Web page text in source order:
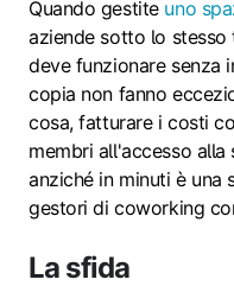
Quando gestite uno
aziende sotto lo
deve funzionare senza
copia non fanno
cosa, fatturare i costi
membri all'accesso
anziché in minuti è una
gestori di coworking
La sfida